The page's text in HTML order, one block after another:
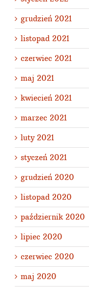
grudzień 2021
listopad 2021
czerwiec 2021
maj 2021
kwiecień 2021
marzec 2021
luty 2021
styczeń 2021
grudzień 2020
listopad 2020
październik 2020
lipiec 2020
czerwiec 2020
maj 2020